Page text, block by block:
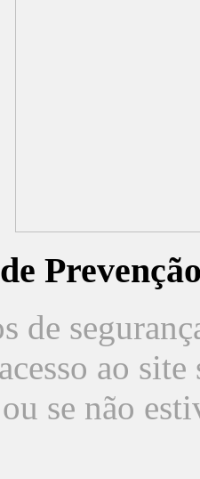
de
ao
ou se não